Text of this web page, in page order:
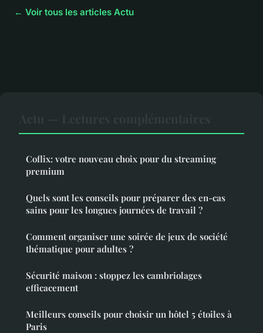
← Voir tous les articles Actu
Coflix: votre nouveau choix pour du streaming
premium
Quels sont les conseils pour préparer des en-cas
sains pour les longues journées de travail ?
Comment organiser une soirée de jeux de société
thématique pour adultes ?
Sécurité maison : stoppez les cambriolages
efficacement
Meilleurs conseils pour choisir un hôtel 5 étoiles à
Paris